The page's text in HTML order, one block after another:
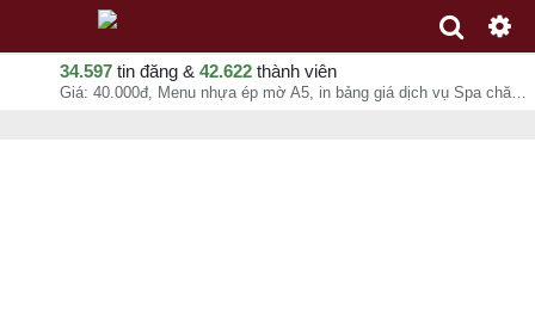
34.597 tin đăng & 42.622 thành viên
Giá: 40.000đ, Menu nhựa ép mờ A5, in bảng giá dịch vụ Spa chăm sóc da, phun xăm điêu khắc chân mày - In Kỹ Thuật Số Since 2006, Ms Thảo, chuyên mục In ấn quảng cáo tại - - 07-08-2026 12:08:19